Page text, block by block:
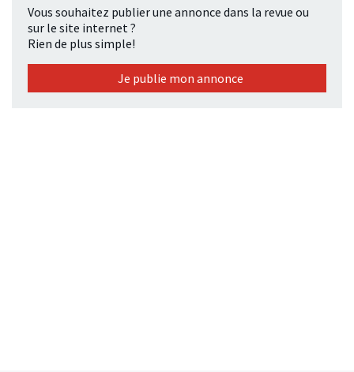
Vous souhaitez publier une annonce dans la revue ou
sur le site internet ?
Rien de plus simple!
Je publie mon annonce